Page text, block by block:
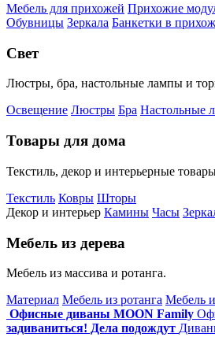
Мебель для прихожей Прихожие
Обувницы Зеркала Банкетки в
Свет
Люстры, бра, настольные лампы и
Освещение Люстры Бра Настольные
Товары для дома
Текстиль, декор и интерьерные
Текстиль Ковры Шторы
Декор и интерьер Камины Часы
Мебель из дерева
Мебель из массива и ротанга.
Материал Мебель из ротанга Мебель
Офисные диваны MOON Family
задиваниться! Дела подождут